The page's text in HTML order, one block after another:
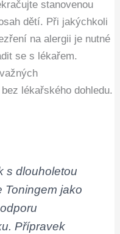
stanovenou
dětí. Při jakýchkoli
na alergii je nutné
se s lékařem.
lékařského dohledu.
s dlouholetou
Toningem jako
Přípravek